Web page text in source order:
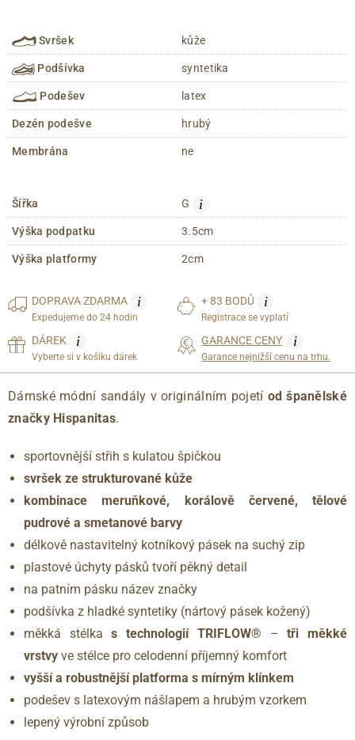
Svršek kůže
Podšívka syntetika
Podešev latex
Dezén podešve hrubý
Membrána ne
Šířka G i
Výška podpatku 3.5cm
Výška platformy 2cm
DOPRAVAZDARMA i
Expedujeme do 24 hodin
+ 83 BODŮ i
Registrace se vyplatí
DÁREK i
Vyberte si v košíku dárek
GARANCE CENY i
Garance nejnižší cenu na trhu.
Dámské módní sandály v originálním pojetí od španělské
značky Hispanitas.
sportovnější střih s kulatou špičkou
svršek ze strukturované kůže
kombinace meruňkové, korálově červené, tělové
pudrové a smetanové barvy
délkově nastavitelný kotníkový pásek na suchý zip
plastové úchyty pásků tvoří pěkný detail
na patním pásku název značky
podšívka z hladké syntetiky (nártový pásek kožený)
měkká stélka s technologií TRIFLOW® –tři měkké
vrstvy ve stélce pro celodenní příjemný komfort
vyšší a robustnější platforma s mírným klínkem
podešev s latexovým nášlapem a hrubým vzorkem
lepený výrobní způsob